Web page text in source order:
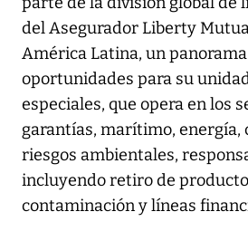
del Asegurador Liberty
América Latina, un
oportunidades para su
especiales, que opera en los
garantías, marítimo, energía,
riesgos ambientales,
incluyendo retiro de
contaminación y líneas